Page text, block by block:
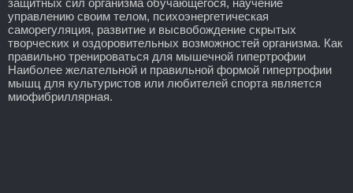
управлению своим телом, психоэнергетическая
саморегуляция, развитие и высвобождение скрытых
творческих и оздоровительных возможностей организма. Как
правильно тренироваться для мышечной гипертрофии
Наиболее желательной и правильной формой гипертрофии
мышц для культуристов или любителей спорта является
миофибриллярная.